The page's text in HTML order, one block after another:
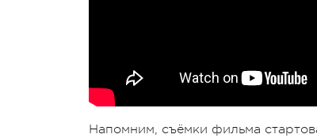
Напомним, съёмки фильма